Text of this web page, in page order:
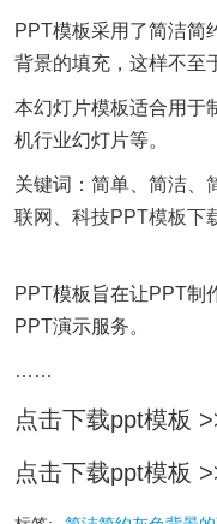
PPT模板采用了简洁简
背景的填充，这样不至
本幻灯片模板适合用于
机行业幻灯片等。
关键词：简单、简洁、
联网、 科技PPT模板下
PPT模板旨在让PPT制
PPT演示服务。
……
点击下载ppt模板
点击下载ppt模板